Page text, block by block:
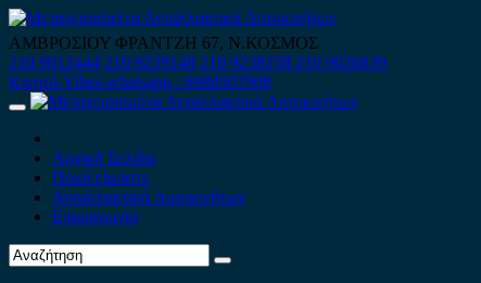
Skip
to
content
ΑΜΒΡΟΣΙΟΥ ΦΡΑΝΤΖΗ 67, Ν.ΚΟΣΜΟΣ
210 9012444 210 9239148 210 9238158 210 9026839
Κινητό-Viber-whatsapp : 6980507900
Primary
Αρχική Σελίδα
Ποιοί είμαστε
Ανταλλακτικά Αυτοκινήτων
Επικοινωνία